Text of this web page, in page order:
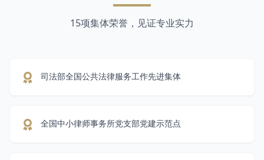
15项集体荣誉，见证专业实力
司法部全国公共法律服务工作先进集体
全国中小律师事务所党支部党建示范点